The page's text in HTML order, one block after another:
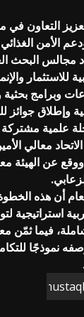
التعاون في
الأمن الغذائي
مجالس البحث
للاستثمار
وبرامج بحثية
وإطلاق جوائز
علمية مشتركة
معالي
ووقع عن الهيئة
أن هذه
استراتيجية
فيما ثمّن
نموذجًا